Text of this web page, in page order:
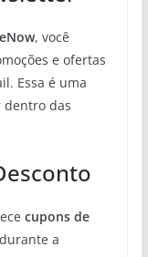
, você
e ofertas
Essa é uma
das
cupons de
a